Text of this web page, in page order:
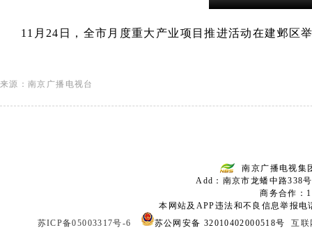
11月24日，全市月度重大产业项目推进活动在建邺区
来源：南京广播电视台
南京广播电视集
Add：南京市龙蟠中路
商务合作：
本网站及APP违法和不良信息举报
苏ICP备05003317号-6
苏公网安备 32010402000518号互联